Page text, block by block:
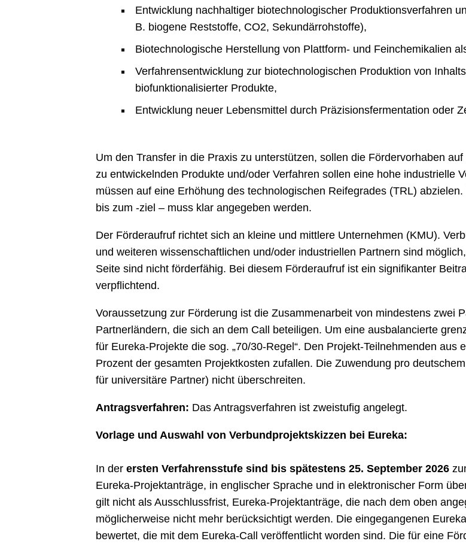
Entwicklung nachhaltiger biotechnologischer Produktionsverfahren
B. biogene Reststoffe, CO2, Sekundärrohstoffe),
Biotechnologische Herstellung von Plattform- und Feinchemikalien
Verfahrensentwicklung zur biotechnologischen Produktion von
biofunktionalisierter Produkte,
Entwicklung neuer Lebensmittel durch Präzisionsfermentation oder
Um den Transfer in die Praxis zu unterstützen, sollen die Fördervorhaben
zu entwickelnden Produkte und/oder Verfahren sollen eine hohe industrielle
müssen auf eine Erhöhung des technologischen Reifegrades (TRL)
bis zum -ziel – muss klar angegeben werden.
Der Förderaufruf richtet sich an kleine und mittlere Unternehmen (KMU).
und weiteren wissenschaftlichen und/oder industriellen Partnern sind
Seite sind nicht förderfähig. Bei diesem Förderaufruf ist ein signifikanter
verpflichtend.
Voraussetzung zur Förderung ist die Zusammenarbeit von mindestens zwei
Partnerländern, die sich an dem Call beteiligen. Um eine ausbalancierte
für Eureka-Projekte die sog. „70/30-Regel“. Den Projekt-Teilnehmenden
Prozent der gesamten Projektkosten zufallen. Die Zuwendung pro
für universitäre Partner) nicht überschreiten.
Antragsverfahren: Das Antragsverfahren ist zweistufig angelegt.
Vorlage und Auswahl von Verbundprojektskizzen bei Eureka:
In der ersten Verfahrensstufe sind bis spätestens 25. September 2026
Eureka-Projektanträge, in englischer Sprache und in elektronischer Form
gilt nicht als Ausschlussfrist, Eureka-Projektanträge, die nach dem oben
möglicherweise nicht mehr berücksichtigt werden. Die eingegangenen
bewertet, die mit dem Eureka-Call veröffentlicht worden sind. Die für eine